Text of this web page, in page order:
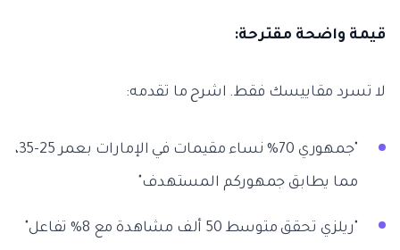
قيمة واضحة مقترحة:
لا تسرد مقاييسك فقط. اشرح ما تقدمه:
"جمهوري 70% نساء مقيمات في الإمارات بعمر 25-35،
مما يطابق جمهوركم المستهدف"
"ريلزي تحقق متوسط 50 ألف مشاهدة مع 8% تفاعل"